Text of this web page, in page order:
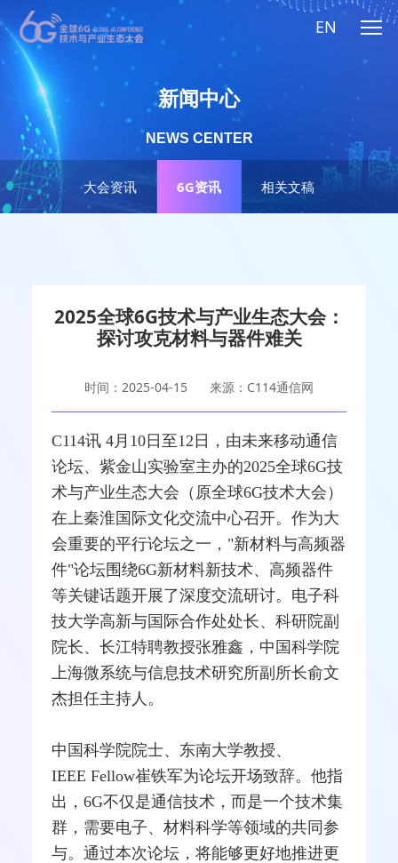
EN
大会资讯 6G资讯 相关文稿
新闻中心
NEWS CENTER
2025全球6G技术与产业生态大会：
探讨攻克材料与器件难关
时间：2025-04-15 来源：C114通信网
C114讯 4月10日至12日，由未来移动通信
论坛、紫金山实验室主办的2025全球6G技
术与产业生态大会（原全球6G技术大会）
在上秦淮国际文化交流中心召开。作为大
会重要的平行论坛之一，"新材料与高频器
件"论坛围绕6G新材料新技术、高频器件
等关键话题开展了深度交流研讨。 电子科
技大学高新与国际合作处处长、科研院副
院长、长江特聘教授张雅鑫，中国科学院
上海微系统与信息技术研究所副所长俞文
杰担任主持人。
中国科学院院士、东南大学教授、
IEEE Fellow崔铁军为论坛开场致辞。他指
出，6G不仅是通信技术，而是一个技术集
群，需要电子、材料科学等领域的共同参
与。通过本次论坛，将能够更好地推进更